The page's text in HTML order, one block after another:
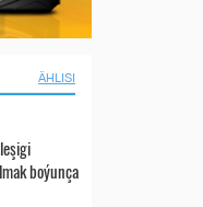
ÄHLISI
boýunça